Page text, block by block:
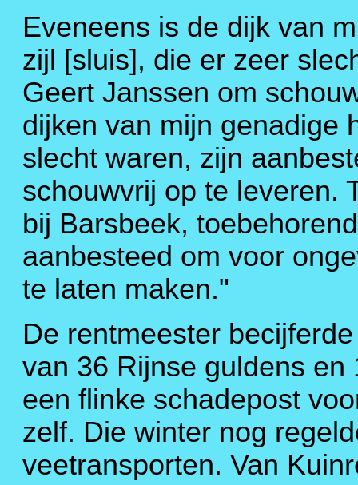
Eveneens is de dijk van
zijl [sluis], die er zeer
Geert Janssen om
dijken van mijn genadige
slecht waren, zijn
schouwvrij op te leveren.
bij Barsbeek,
aanbesteed om voor
te laten maken."
De rentmeester
van 36 Rijnse guldens
een flinke schadepost
zelf. Die winter nog
veetransporten. Van